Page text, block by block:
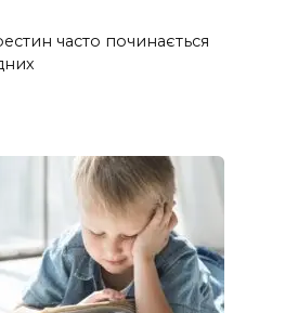
часто починається